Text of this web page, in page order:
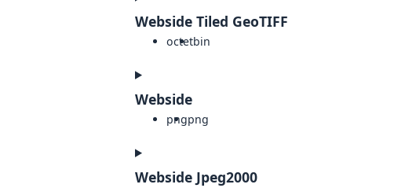
Webside Tiled GeoTIFF
octetbin
Webside
pngpng
Webside Jpeg2000